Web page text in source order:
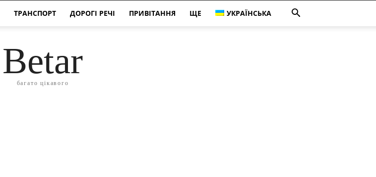
ТРАНСПОРТ ДОРОГІ РЕЧІ ПРИВІТАННЯ ЩЕ УКРАЇНСЬКА
Betar
багато цікавого